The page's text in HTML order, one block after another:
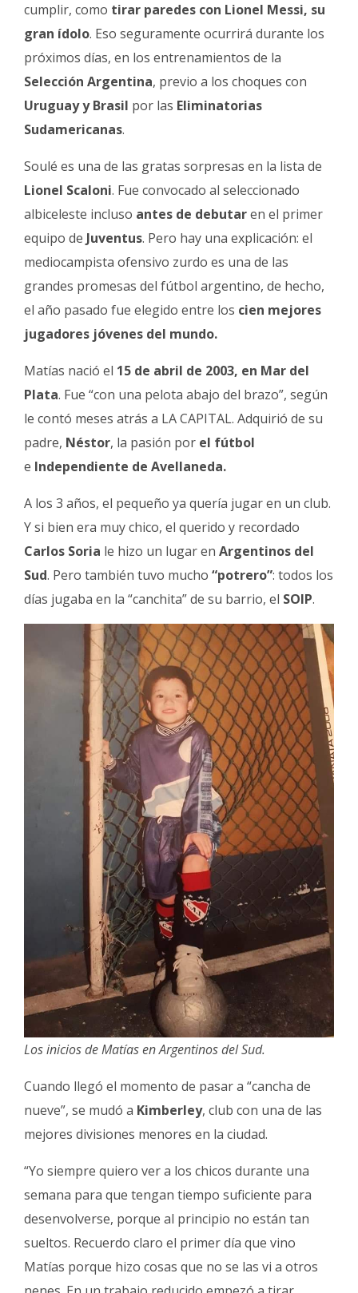
cumplir, como tirar paredes con Lionel Messi, su
gran ídolo. Eso seguramente ocurrirá durante los
próximos días, en los entrenamientos de la
Selección Argentina, previo a los choques con
Uruguay y Brasil por las Eliminatorias
Sudamericanas.
Soulé es una de las gratas sorpresas en la lista de
Lionel Scaloni. Fue convocado al seleccionado
albiceleste incluso antes de debutaren el primer
equipo de Juventus. Pero hay una explicación: el
mediocampista ofensivo zurdo es una de las
grandes promesas del fútbol argentino, de hecho,
el año pasado fue elegido entre los cien mejores
jugadores jóvenes del mundo.
Matías nació el 15 de abril de 2003, en Mar del
Plata. Fue “con una pelota abajo del brazo”, según
le contó meses atrás a LA CAPITAL. Adquirió de su
padre, Néstor, la pasión por el fútbol
e Independiente de Avellaneda.
A los 3 años, el pequeño ya quería jugar en un club.
Y si bien era muy chico, el querido y recordado
Carlos Soria le hizo un lugar en Argentinos del
Sud. Pero también tuvo mucho “potrero”: todos los
días jugaba en la “canchita” de su barrio, el SOIP.
Los inicios de Matías en Argentinos del Sud.
Cuando llegó el momento de pasar a “cancha de
nueve”, se mudó a Kimberley, club con una de las
mejores divisiones menores en la ciudad.
“Yo siempre quiero ver a los chicos durante una
semana para que tengan tiempo suficiente para
desenvolverse, porque al principio no están tan
sueltos. Recuerdo claro el primer día que vino
Matías porque hizo cosas que no se las vi a otros